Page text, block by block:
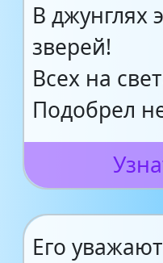
В джунглях
зверей!
Всех на
Подобрел
Его